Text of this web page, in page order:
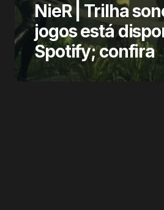
NieR | Trilha
jogos está
Spotify; confira